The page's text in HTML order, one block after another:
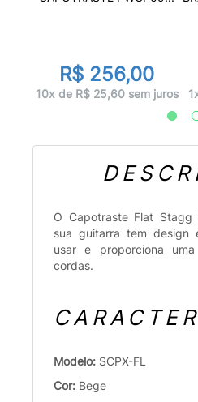
R$ 256,00
10x de R$ 25,60 sem juros
O Capotraste Flat Stagg
sua guitarra tem design
usar e proporciona
cordas.
Modelo: SCPX-FL
Cor: Bege